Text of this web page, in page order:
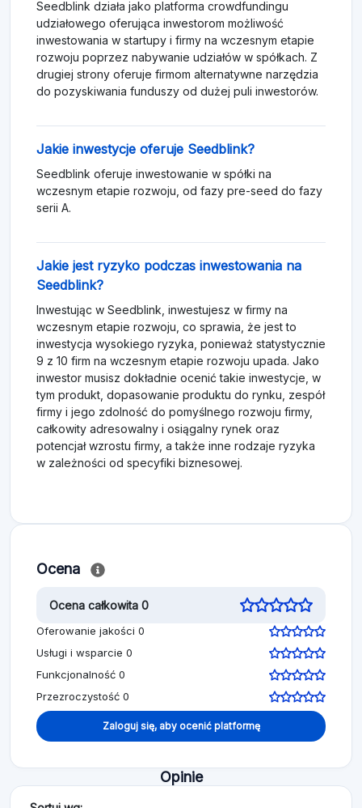
Seedblink działa jako platforma crowdfundingu
udziałowego oferująca inwestorom możliwość
inwestowania w startupy i firmy na wczesnym etapie
rozwoju poprzez nabywanie udziałów w spółkach. Z
drugiej strony oferuje firmom alternatywne narzędzia
do pozyskiwania funduszy od dużej puli inwestorów.
Jakie inwestycje oferuje Seedblink?
Seedblink oferuje inwestowanie w spółki na
wczesnym etapie rozwoju, od fazy pre-seed do fazy
serii A.
Jakie jest ryzyko podczas inwestowania na
Seedblink?
Inwestując w Seedblink, inwestujesz w firmy na
wczesnym etapie rozwoju, co sprawia, że jest to
inwestycja wysokiego ryzyka, ponieważ statystycznie
9 z 10 firm na wczesnym etapie rozwoju upada. Jako
inwestor musisz dokładnie ocenić takie inwestycje, w
tym produkt, dopasowanie produktu do rynku, zespół
firmy i jego zdolność do pomyślnego rozwoju firmy,
całkowity adresowalny i osiągalny rynek oraz
potencjał wzrostu firmy, a także inne rodzaje ryzyka
w zależności od specyfiki biznesowej.
Ocena
Ocena całkowita 0
Oferowanie jakości 0
Usługi i wsparcie 0
Funkcjonalność 0
Przezroczystość 0
Zaloguj się, aby ocenić platformę
Opinie